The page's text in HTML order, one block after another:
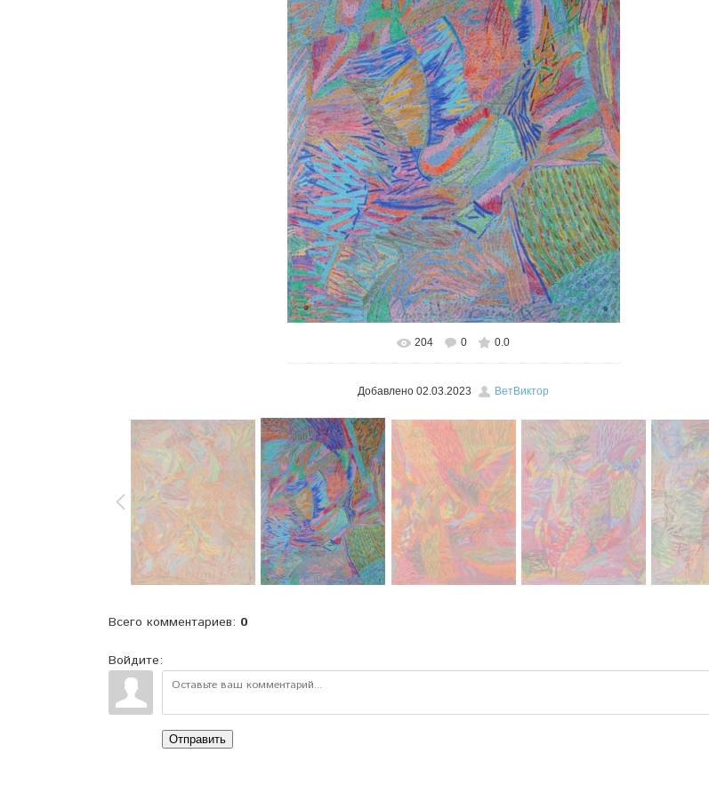
В реальном размере 449x600
204 0 0.0
Добавлено 02.03.2023 ВетВиктор
Всего комментариев: 0
Войдите:
Отправить